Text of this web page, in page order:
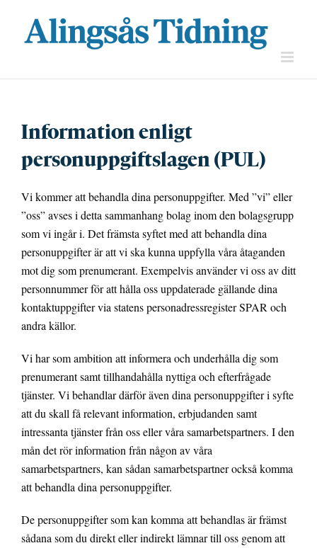
innehållet
Information enligt
personuppgiftslagen (PUL)
Vi kommer att behandla dina personuppgifter. Med ”vi” eller
”oss” avses i detta sammanhang bolag inom den bolagsgrupp
som vi ingår i. Det främsta syftet med att behandla dina
personuppgifter är att vi ska kunna uppfylla våra åtaganden
mot dig som prenumerant. Exempelvis använder vi oss av ditt
personnummer för att hålla oss uppdaterade gällande dina
kontaktuppgifter via statens personadressregister SPAR och
andra källor.
Vi har som ambition att informera och underhålla dig som
prenumerant samt tillhandahålla nyttiga och efterfrågade
tjänster. Vi behandlar därför även dina personuppgifter i syfte
att du skall få relevant information, erbjudanden samt
intressanta tjänster från oss eller våra samarbetspartners. I den
mån det rör information från någon av våra
samarbetspartners, kan sådan samarbetspartner också komma
att behandla dina personuppgifter.
De personuppgifter som kan komma att behandlas är främst
sådana som du direkt eller indirekt lämnar till oss genom att